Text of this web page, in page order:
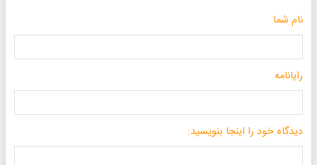
نام شما
رایانامه
دیدگاه خود را اینجا بنویسید: